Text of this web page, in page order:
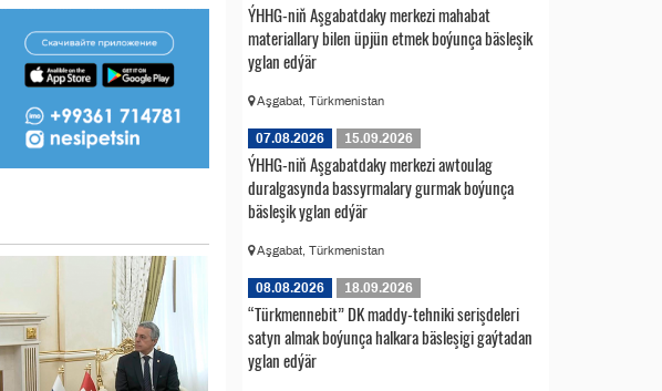
ÝHHG-niň Aşgabatdaky merkezi mahabat
materiallary bilen üpjün etmek boýunça bäsleşik
yglan edýär
Aşgabat, Türkmenistan
07.08.2026 15.09.2026
ÝHHG-niň Aşgabatdaky merkezi awtoulag
duralgasynda bassyrmalary gurmak boýunça
bäsleşik yglan edýär
Aşgabat, Türkmenistan
08.08.2026 18.09.2026
“Türkmennebit” DK maddy-tehniki serişdeleri
satyn almak boýunça halkara bäsleşigi gaýtadan
yglan edýär